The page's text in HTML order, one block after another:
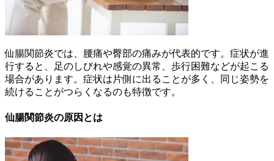
仙腸関節炎では、腰痛や臀部の痛みが代表的です。症状が進
行すると、足のしびれや感覚の異常、歩行困難などが起こる
場合があります。症状は片側に出ることが多く、同じ姿勢を
続けることがつらくなるのも特徴です。
仙腸関節炎の原因とは